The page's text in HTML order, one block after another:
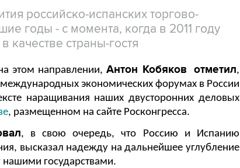
российско-испанских торгово-
годы - с момента, когда в 2011 году
страны-гостя
этом направлении,Антон Кобяков отметил,
экономических форумах в России
наращивания наших двусторонних деловых
, размещенном на сайте Росконгресса.
, в свою очередь, что Россию и Испанию
высказал надежду на дальнейшее углубление
государствами.